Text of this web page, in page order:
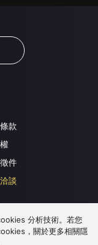
款
件
談
分析技術。若您
，關於更多相關隱